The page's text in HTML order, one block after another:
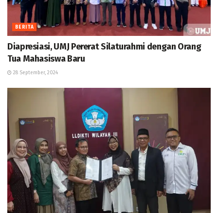
BERITA
Diapresiasi, UMJ Pererat Silaturahmi dengan Orang
Tua Mahasiswa Baru
28 September, 2024